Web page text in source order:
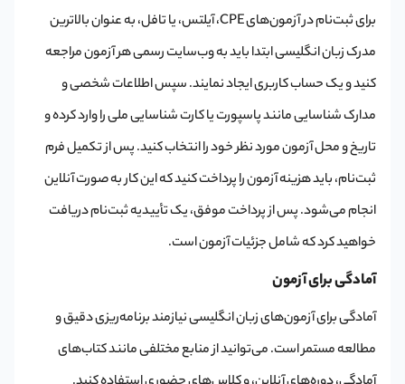
برای ثبت‌نام در آزمون‌های CPE، آیلتس، یا تافل، به عنوان بالاترین
مدرک زبان انگلیسی ابتدا باید به وب‌سایت رسمی هر آزمون مراجعه
کنید و یک حساب کاربری ایجاد نمایند. سپس اطلاعات شخصی و
مدارک شناسایی مانند پاسپورت یا کارت شناسایی ملی را وارد کرده و
تاریخ و محل آزمون مورد نظر خود را انتخاب کنید. پس از تکمیل فرم
ثبت‌نام، باید هزینه آزمون را پرداخت کنید که این کار به صورت آنلاین
انجام می‌شود. پس از پرداخت موفق، یک تأییدیه ثبت‌نام دریافت
خواهید کرد که شامل جزئیات آزمون است.
آمادگی برای آزمون
آمادگی برای آزمون‌های زبان انگلیسی نیازمند برنامه‌ریزی دقیق و
مطالعه مستمر است. می‌توانید از منابع مختلفی مانند کتاب‌های